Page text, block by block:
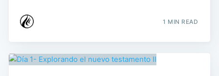
1 MIN READ